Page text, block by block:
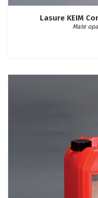
Lasure KEIM
Mate